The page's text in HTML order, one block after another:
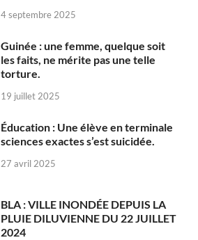
4 septembre 2025
Guinée : une femme, quelque soit
les faits, ne mérite pas une telle
torture.
19 juillet 2025
Éducation : Une élève en terminale
sciences exactes s’est suicidée.
27 avril 2025
BLA : VILLE INONDÉE DEPUIS LA
PLUIE DILUVIENNE DU 22 JUILLET
2024